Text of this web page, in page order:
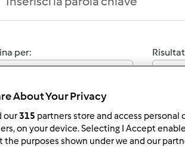
per:
About Your Privacy
our315 partners store and access personal
on your device. Selecting I Accept
the purposes shown under we and our